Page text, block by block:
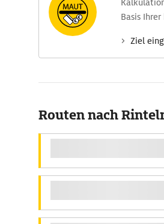
Basis
Ziel
Routen nach